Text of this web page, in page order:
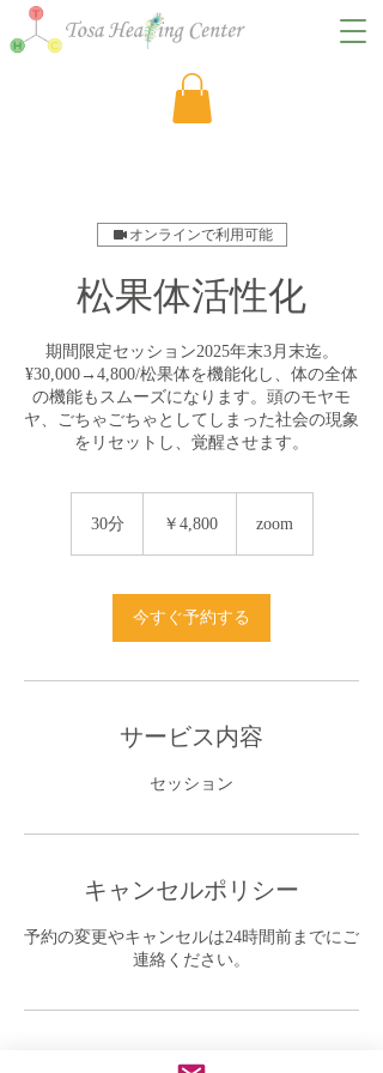
オンラインで利用可能
松果体活性化
期間限定セッション2025年末3月末迄。
¥30,000→4,800/松果体を機能化し、体の全体
の機能もスムーズになります。頭のモヤモ
ヤ、ごちゃごちゃとしてしまった社会の現象
をリセットし、覚醒させます。
30分3
￥4,800 zoom
今すぐ予約する
サービス内容
セッション
キャンセルポリシー
予約の変更やキャンセルは24時間前までにご
連絡ください。
連絡先